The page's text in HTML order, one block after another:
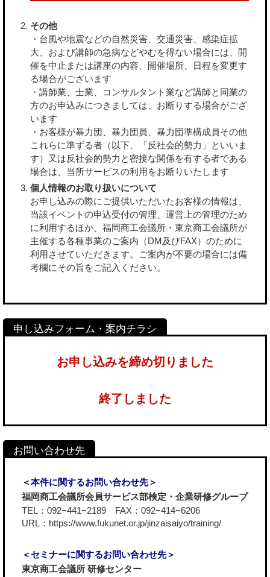
その他
・台風や地震などの自然災害、交通災害、感染症拡
大、および講師の急病などやむを得ない場合には、開
催を中止または講座の内容、開催場所、日程を変更す
る場合がございます
・講師業、士業、コンサルタント業など講師と同業の
方のお申込みにつきましては、お断りする場合がござ
います
・お客様が暴力団、暴力団員、暴力団準構成員その他
これらに準ずる者（以下、「反社会的勢力」といいま
す）又は反社会的勢力と密接な関係を有する者である
場合は、当所サービスの利用をお断りいたします
個人情報のお取り扱いについて
お申し込みの際にご提供いただいたお客様の情報は、
当該イベントの申込受付の管理、運営上の管理のため
に利用するほか、福岡商工会議所・東京商工会議所が
主催する各種事業のご案内（DM及びFAX）のために
利用させていただきます。ご案内が不要の場合には備
考欄にその旨をご記入ください。
お申し込みを締め切りました
終了しました
＜本件に関するお問い合わせ先＞
福岡商工会議所会員サービス部検定・企業研修グループ
TEL：092−441−2189 FAX：092−414−6206
URL： https://www.fukunet.or.jp/jinzaisaiyo/training/
＜セミナーに関するお問い合わせ先＞
東京商工会議所 研修センター